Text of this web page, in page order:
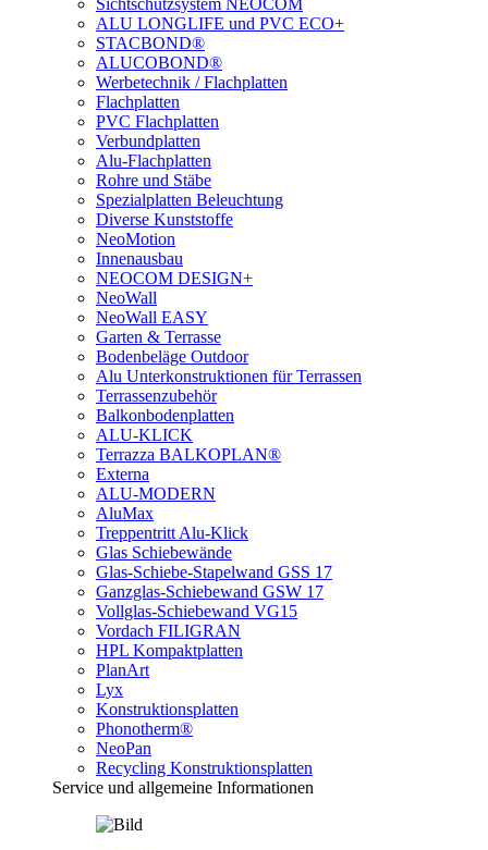
ALU LONGLIFE und PVC ECO+
STACBOND®
ALUCOBOND®
Werbetechnik / Flachplatten
Flachplatten
PVC Flachplatten
Verbundplatten
Alu-Flachplatten
Rohre und Stäbe
Spezialplatten Beleuchtung
Diverse Kunststoffe
NeoMotion
Innenausbau
NEOCOM DESIGN+
NeoWall
NeoWall EASY
Garten & Terrasse
Bodenbeläge Outdoor
Alu Unterkonstruktionen für Terrassen
Terrassenzubehör
Balkonbodenplatten
ALU-KLICK
Terrazza BALKOPLAN®
Externa
ALU-MODERN
AluMax
Treppentritt Alu-Klick
Glas Schiebewände
Glas-Schiebe-Stapelwand GSS 17
Ganzglas-Schiebewand GSW 17
Vollglas-Schiebewand VG15
Vordach FILIGRAN
HPL Kompaktplatten
PlanArt
Lyx
Konstruktionsplatten
Phonotherm®
NeoPan
Recycling Konstruktionsplatten
Service und allgemeine Informationen